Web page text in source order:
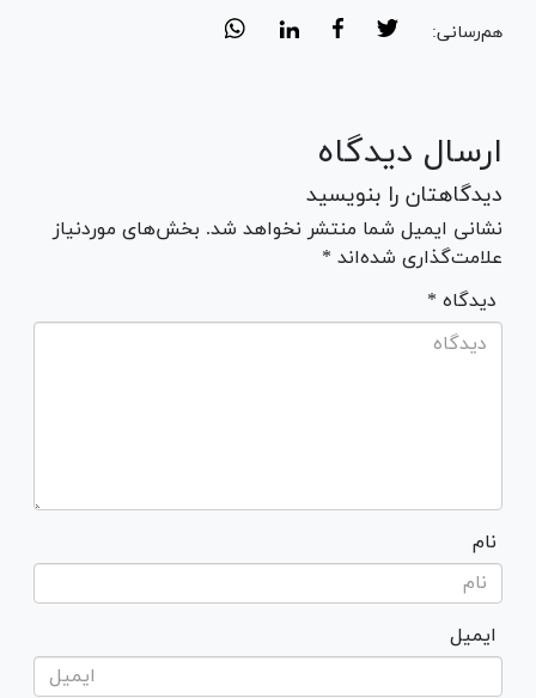
هم‌رسانی:
ارسال دیدگاه
دیدگاهتان را بنویسید
نشانی ایمیل شما منتشر نخواهد شد. بخش‌های موردنیاز
علامت‌گذاری شده‌اند *
* دیدگاه
نام
ایمیل